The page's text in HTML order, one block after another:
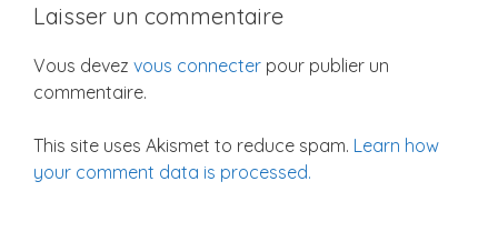
Laisser un commentaire
Vous devez vous connecter pour publier un
commentaire.
This site uses Akismet to reduce spam. Learn how
your comment data is processed.